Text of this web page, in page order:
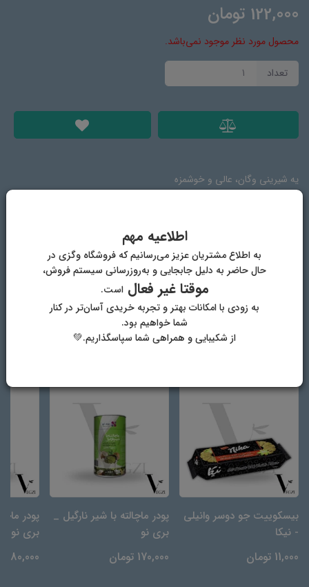
122,000 تومان
محصول مورد نظر موجود نمی‌باشد.
تعداد
یه شیرینی وگان، عالی و خوشمزه
دیدگاه‌ها
کره وگن، آرد، نشاسته ذرت، پودر شکر، پودر کاکائو، شکلات تلخ تکه‌ای وگن
دیگر محصولات فروشگاه وگان وگزی
بیسکوییت جو دوسر وانیلی
- نیکا
11,000 تومان
پودر ماچالته با شیر نارگیل _
بری نو
170,000 تومان
پودر
بری نو
180,000 تومان
اطلاعیه مهم
به اطلاع مشتریان عزیز می‌رسانیم که فروشگاه وگزی در
حال حاضر به دلیل جابجایی و به‌روزرسانی سیستم فروش،
موقتا غیر فعالاست.
به زودی با امکانات بهتر و تجربه خریدی آسان‌تر در کنار
شما خواهیم بود.
از شکیبایی و همراهی شما سپاسگذاریم.💚